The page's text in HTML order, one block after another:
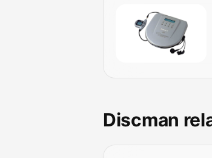
Discman